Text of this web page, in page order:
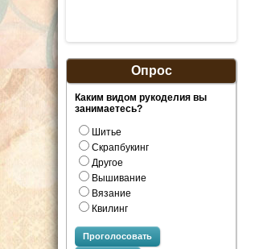
Опрос
Каким видом рукоделия вы
занимаетесь?
Шитье
Скрапбукинг
Другое
Вышивание
Вязание
Квилинг
Проголосовать